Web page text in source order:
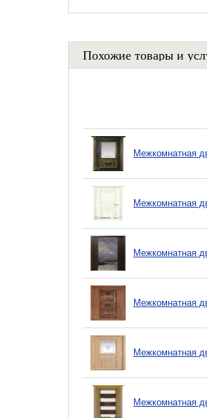
Похожие товары и
Межкомнатная
Межкомнатная
Межкомнатная
Межкомнатная
Межкомнатная
Межкомнатная